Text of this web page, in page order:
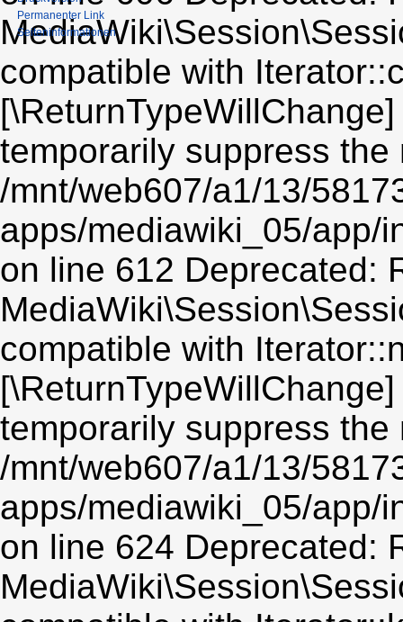
compatible with
temporarily suppress the
/mnt/web607/a1/13/
apps/mediawiki_05/app/
on line 612 Deprecated:
compatible with
temporarily suppress the
/mnt/web607/a1/13/
apps/mediawiki_05/app/
on line 624 Deprecated:
Permanenter Link
Seiten­informationen